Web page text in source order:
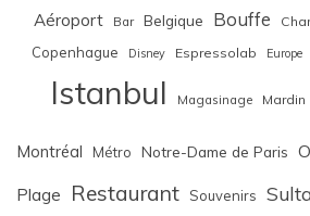
Aéroport Bar Belgique Bouffe
Copenhague Disney Espressolab Europe
Istanbul Magasinage Mardin
Montréal Métro Notre-Dame de Paris
Plage Restaurant Souvenirs